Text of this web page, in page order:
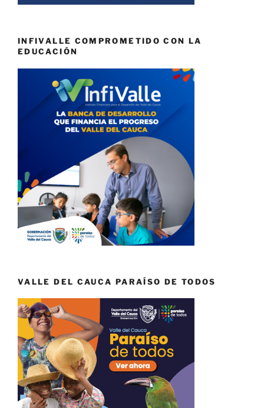
INFIVALLE COMPROMETIDO CON LA
EDUCACIÓN
VALLE DEL CAUCA PARAÍSO DE TODOS